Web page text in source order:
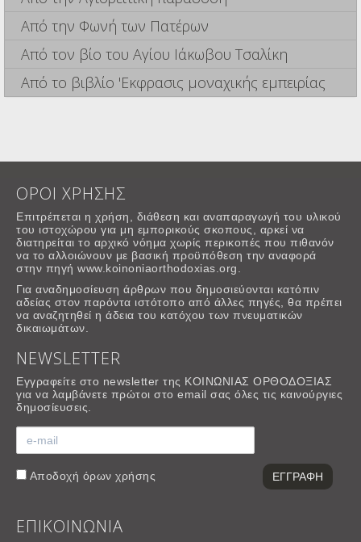
Από την Φωνή των Πατέρων
Από τον βίο του Αγίου Ιάκωβου Τσαλίκη
Από το βιβλίο 'Εκφρασις μοναχικής εμπειρίας
ΟΡΟΙ ΧΡΗΣΗΣ
Επιτρέπεται η χρήση, διάθεση και αναπαραγωγή του υλικού
του ιστοχώρου για μη εμπορικούς σκοπους, αρκεί να
διατηρείται το αρχικό νόημα χωρίς περικοπές που πιθανόν
να το αλλοιώνουν με βασική προϋπόθεση την αναφορά
στην πηγή www.koinoniaorthodoxias.org.
Για αναδημοσίευση άρθρων που δημοσιεύονται κατόπιν
αδείας στον παρόντα ιστότοπο από άλλες πηγές, θα πρέπει
να αναζητηθεί η άδεια του κατόχου των πνευματικών
δικαιωμάτων.
NEWSLETTER
Εγγραφείτε στο newsletter της ΚΟΙΝΩΝΙΑΣ ΟΡΘΟΔΟΞΙΑΣ
για να λαμβάνετε πρώτοι στο email σας όλες τις καινούργιες
δημοσίευσεις.
Αποδοχή όρων χρήσης
ΕΠΙΚΟΙΝΩΝΙΑ